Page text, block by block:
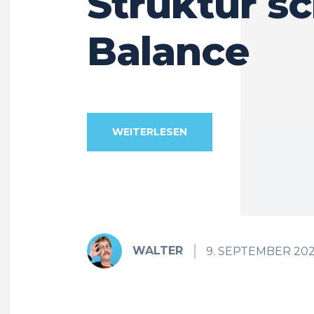
Balance
WEITERLESEN
WALTER 9. SEPTEMBER